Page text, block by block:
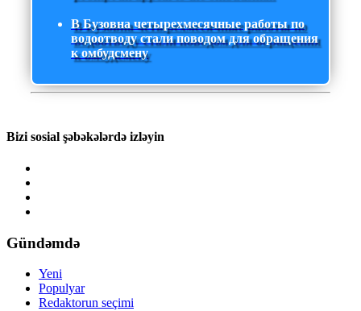
В Бузовна четырехмесячные работы по
водоотводу стали поводом для обращения
к омбудсмену
Bizi sosial şəbəkələrdə izləyin
Gündəmdə
Yeni
Populyar
Redaktorun seçimi